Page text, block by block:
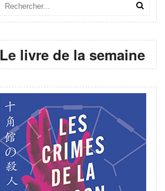
Le livre de la semaine